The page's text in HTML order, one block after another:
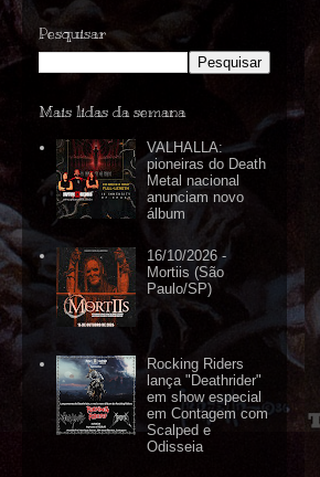
Pesquisar
Mais lidas da semana
VALHALLA:
pioneiras do Death
Metal nacional
anunciam novo
álbum
16/10/2026 -
Mortiis (São
Paulo/SP)
Rocking Riders
lança "Deathrider"
em show especial
em Contagem com
Scalped e
Odisseia